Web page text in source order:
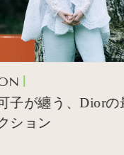
子が纏う、Diorの
ション